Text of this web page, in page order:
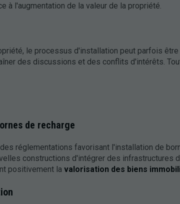
à l'augmentation de la valeur de la propriété.
le processus d'installation peut parfois
des discussions et des conflits d'intérêts.
de recharge
réglementations favorisant l'installation de
constructions d'intégrer des infrastructures
positivement la valorisation des biens